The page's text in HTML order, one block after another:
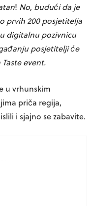
! No, budući da je
prvih 200 posjetitelja
digitalnu pozivnicu
posjetitelji će
event.
u vrhunskim
priča regija,
i sjajno se zabavite.